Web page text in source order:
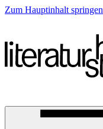
Zum Hauptinhalt springen